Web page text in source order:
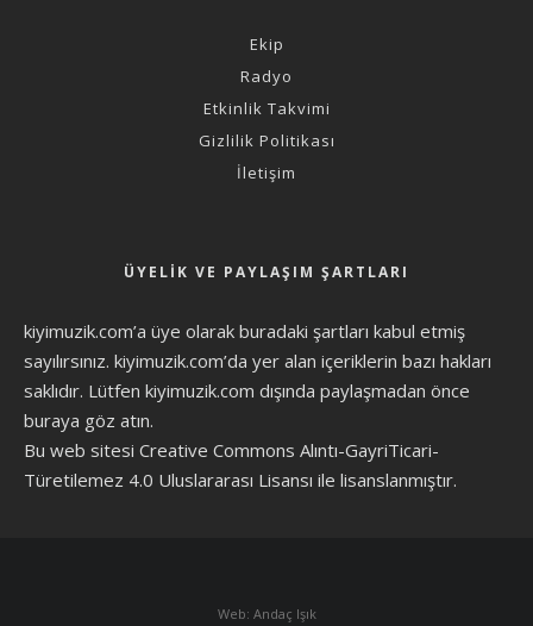
Ekip
Radyo
Etkinlik Takvimi
Gizlilik Politikası
İletişim
ÜYELIK VE PAYLAŞIM ŞARTLARI
kiyimuzik.com’a üye olarak buradaki şartları kabul etmiş
sayılırsınız. kiyimuzik.com’da yer alan içeriklerin bazı hakları
saklıdır. Lütfen kiyimuzik.com dışında paylaşmadan önce
buraya göz atın.
Bu web sitesi Creative Commons Alıntı-GayriTicari-
Türetilemez 4.0 Uluslararası Lisansı ile lisanslanmıştır.
Web: Andaç Işık